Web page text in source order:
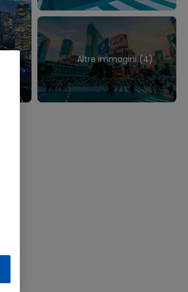
Altre immagini (4)